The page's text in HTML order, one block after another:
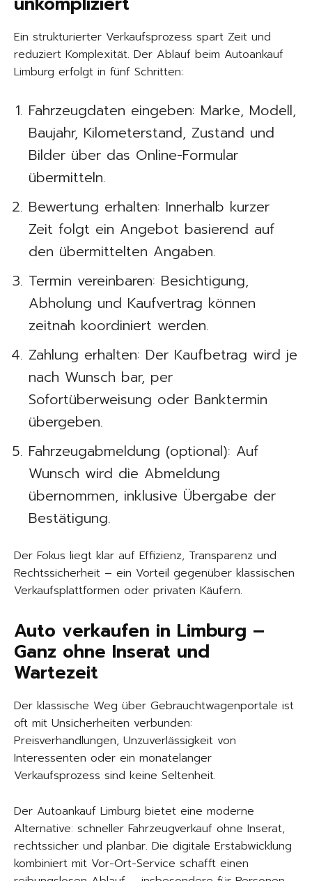
Ein strukturierter Verkaufsprozess spart Zeit und
reduziert Komplexität. Der Ablauf beim Autoankauf
Limburg erfolgt in fünf Schritten:
Fahrzeugdaten eingeben: Marke, Modell,
Baujahr, Kilometerstand, Zustand und
Bilder über das Online-Formular
übermitteln.
Bewertung erhalten: Innerhalb kurzer
Zeit folgt ein Angebot basierend auf
den übermittelten Angaben.
Termin vereinbaren: Besichtigung,
Abholung und Kaufvertrag können
zeitnah koordiniert werden.
Zahlung erhalten: Der Kaufbetrag wird je
nach Wunsch bar, per
Sofortüberweisung oder Banktermin
übergeben.
Fahrzeugabmeldung (optional): Auf
Wunsch wird die Abmeldung
übernommen, inklusive Übergabe der
Bestätigung.
Der Fokus liegt klar auf Effizienz, Transparenz und
Rechtssicherheit – ein Vorteil gegenüber klassischen
Verkaufsplattformen oder privaten Käufern.
Auto verkaufen in Limburg –
Ganz ohne Inserat und
Wartezeit
Der klassische Weg über Gebrauchtwagenportale ist
oft mit Unsicherheiten verbunden:
Preisverhandlungen, Unzuverlässigkeit von
Interessenten oder ein monatelanger
Verkaufsprozess sind keine Seltenheit.
Der Autoankauf Limburg bietet eine moderne
Alternative: schneller Fahrzeugverkauf ohne Inserat,
rechtssicher und planbar. Die digitale Erstabwicklung
kombiniert mit Vor-Ort-Service schafft einen